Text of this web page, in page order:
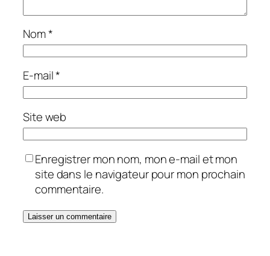
Nom*
E-mail*
Site web
Enregistrer mon nom, mon e-mail et mon
site dans le navigateur pour mon prochain
commentaire.